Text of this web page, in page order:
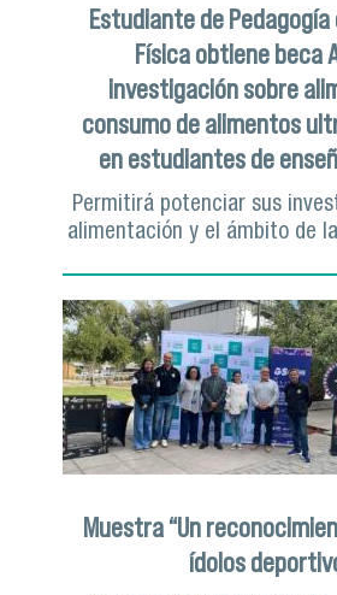
Estudiante de Pedagogía
Física obtiene beca
investigación sobre
consumo de alimentos
en estudiantes de
Permitirá potenciar sus
alimentación y el ámbito de
Muestra “Un
ídolos